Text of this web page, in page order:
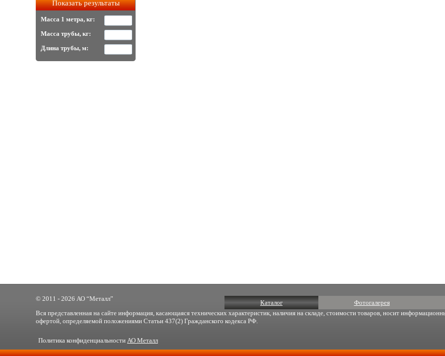
Масса 1 метра, кг:
Масса трубы, кг:
Длина трубы, м:
Каталог Фотогалерея
© 2011 - 2026 АО “Металл”
Вся представленная на сайте информация, касающаяся технических характеристик, наличия на складе, стоимости товаров, носит
офертой, определяемой положениями Статьи 437(2) Гражданского кодекса РФ.
Политика конфиденциальности АО Металл